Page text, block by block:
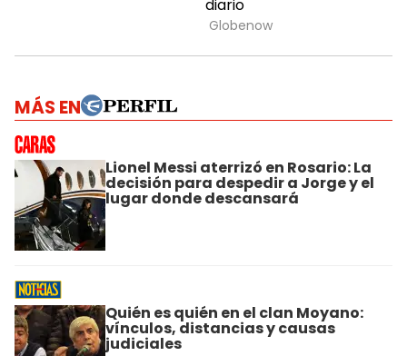
MÁS EN
Lionel Messi aterrizó en Rosario: La
decisión para despedir a Jorge y el
lugar donde descansará
Quién es quién en el clan Moyano:
vínculos, distancias y causas
judiciales